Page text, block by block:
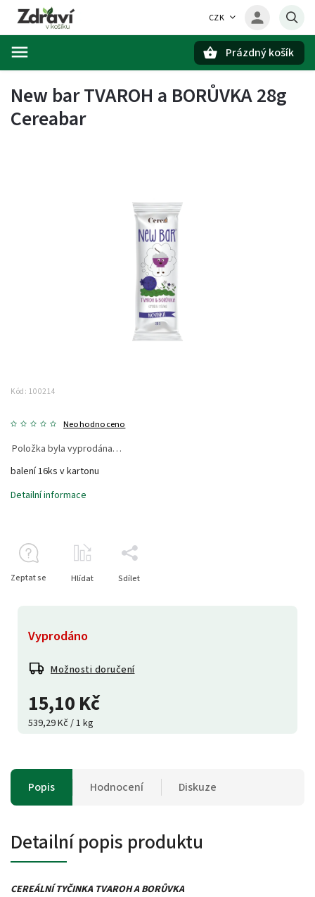
CZK
Prázdný košík
New bar TVAROH a BORŮVKA 28g
Cereabar
Kód: 100214
Neohodnoceno
15,10 Kč
539,29 Kč / 1 kg
Vyprodáno
Možnosti doručení
Položka byla vyprodána…
balení 16ks v kartonu
Detailní informace
Zeptat se Hlídat Sdílet
Popis Hodnocení Diskuze
Detailní popis produktu
CEREÁLNÍ TYČINKA TVAROH A BORŮVKA